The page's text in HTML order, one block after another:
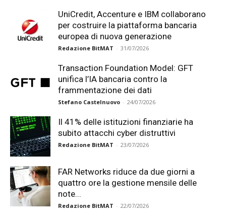
UniCredit, Accenture e IBM collaborano
per costruire la piattaforma bancaria
europea di nuova generazione
Redazione BitMAT - 31/07/2026
Transaction Foundation Model: GFT
unifica l’IA bancaria contro la
frammentazione dei dati
Stefano Castelnuovo - 24/07/2026
Il 41% delle istituzioni finanziarie ha
subito attacchi cyber distruttivi
Redazione BitMAT - 23/07/2026
FAR Networks riduce da due giorni a
quattro ore la gestione mensile delle
note...
Redazione BitMAT - 22/07/2026